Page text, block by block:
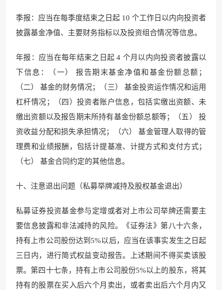
季报：应当在每季度结束之日起 10 个工作日以内向投资者
披露基金净值、主要财务指标以及投资组合情况等信息。
年报：应当在每年结束之日起 4 个月以内向投资者披露以
下信息：（一） 报告期末基金净值和基金份额总额；
（二） 基金的财务情况；（三） 基金投资运作情况和运用
杠杆情况；（四）投资者账户信息，包括实缴出资额、未
缴出资额以及报告期末所持有基金份额总额等；（五） 投
资收益分配和损失承担情况；（六） 基金管理人取得的管
理费和业绩报酬，包括计提基准、计提方式和支付方式；
（七） 基金合同约定的其他信息。
十、注意退出问题（私募举牌减持及股权基金退出）
私募证券投资基金参与定增或者对上市公司举牌还需要主
要信息披露和非法减持的风险。《证券法》第八十六条，
持有上市公司股份达到5%以后，应当在该事实发生之日起
三日内，进行简式权益变动报告。上述期间不得买卖该股
票。第四十七条，持有上市公司股份5%以上的股东，将其
持有的股票在买入后六个月卖出，或者卖出后六个月内又